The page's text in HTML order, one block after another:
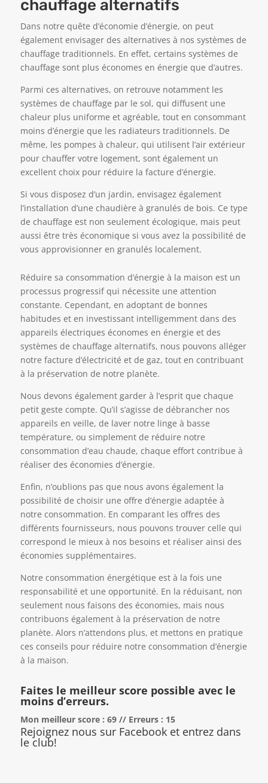
chauffage alternatifs
Dans notre quête d’économie d’énergie, on peut
également envisager des alternatives à nos systèmes de
chauffage traditionnels. En effet, certains systèmes de
chauffage sont plus économes en énergie que d’autres.
Parmi ces alternatives, on retrouve notamment les
systèmes de chauffage par le sol, qui diffusent une
chaleur plus uniforme et agréable, tout en consommant
moins d’énergie que les radiateurs traditionnels. De
même, les pompes à chaleur, qui utilisent l’air extérieur
pour chauffer votre logement, sont également un
excellent choix pour réduire la facture d’énergie.
Si vous disposez d’un jardin, envisagez également
l’installation d’une chaudière à granulés de bois. Ce type
de chauffage est non seulement écologique, mais peut
aussi être très économique si vous avez la possibilité de
vous approvisionner en granulés localement.
Réduire sa consommation d’énergie à la maison est un
processus progressif qui nécessite une attention
constante. Cependant, en adoptant de bonnes
habitudes et en investissant intelligemment dans des
appareils électriques économes en énergie et des
systèmes de chauffage alternatifs, nous pouvons alléger
notre facture d’électricité et de gaz, tout en contribuant
à la préservation de notre planète.
Nous devons également garder à l’esprit que chaque
petit geste compte. Qu’il s’agisse de débrancher nos
appareils en veille, de laver notre linge à basse
température, ou simplement de réduire notre
consommation d’eau chaude, chaque effort contribue à
réaliser des économies d’énergie.
Enfin, n’oublions pas que nous avons également la
possibilité de choisir une offre d’énergie adaptée à
notre consommation. En comparant les offres des
différents fournisseurs, nous pouvons trouver celle qui
correspond le mieux à nos besoins et réaliser ainsi des
économies supplémentaires.
Notre consommation énergétique est à la fois une
responsabilité et une opportunité. En la réduisant, non
seulement nous faisons des économies, mais nous
contribuons également à la préservation de notre
planète. Alors n’attendons plus, et mettons en pratique
ces conseils pour réduire notre consommation d’énergie
à la maison.
Faites le meilleur score possible avec le
moins d’erreurs.
Mon meilleur score : 69 // Erreurs : 15
Rejoignez nous sur Facebook et entrez dans
le club!